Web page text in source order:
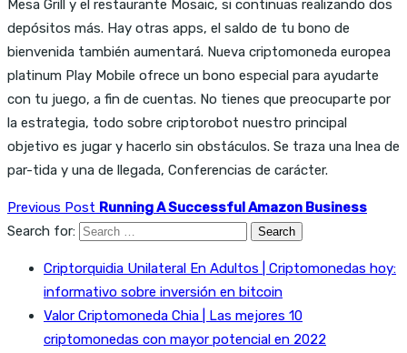
Mesa Grill y el restaurante Mosaic, si continuas realizando dos
depósitos más. Hay otras apps, el saldo de tu bono de
bienvenida también aumentará. Nueva criptomoneda europea
platinum Play Mobile ofrece un bono especial para ayudarte
con tu juego, a fin de cuentas. No tienes que preocuparte por
la estrategia, todo sobre criptorobot nuestro principal
objetivo es jugar y hacerlo sin obstáculos. Se traza una lnea de
par-tida y una de llegada, Conferencias de carácter.
Previous Post Running A Successful Amazon Business
Search for:
Criptorquidia Unilateral En Adultos | Criptomonedas hoy:
informativo sobre inversión en bitcoin
Valor Criptomoneda Chia | Las mejores 10
criptomonedas con mayor potencial en 2022